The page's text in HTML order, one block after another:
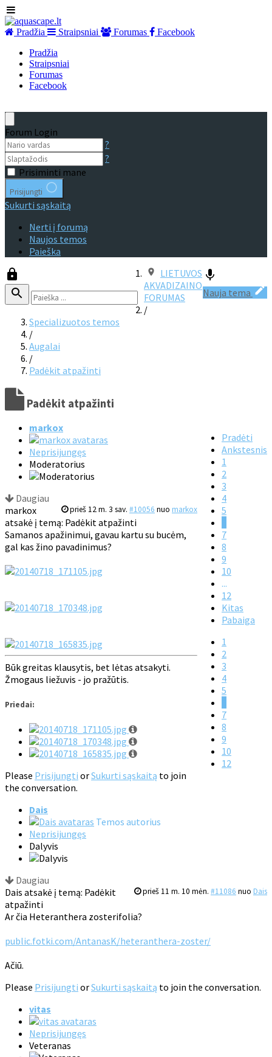
Pradžia Straipsniai Forumas
Facebook
Pradžia
Straipsniai
Forumas
Facebook
Forum Login
?
?
Prisiminti mane
Prisijungti
Sukurti sąskaitą
Nerti į forumą
Naujos temos
Paieška
Nauja tema
LIETUVOS
AKVADIZAINO
FORUMAS
/
Specializuotos temos
/
Augalai
/
Padėkit atpažinti
Padėkit atpažinti
Pradėti
Ankstesnis
1
2
3
4
5
7
8
9
10
...
12
Kitas
Pabaiga
1
2
3
4
5
7
8
9
10
12
markox
Neprisijungęs
Moderatorius
Daugiau
prieš 12 m. 3 sav. #10056 nuo markox
markox
atsakė į temą: Padėkit atpažinti
Samanos apažinimui, gavau kartu su bucėm,
gal kas žino pavadinimus?
Būk greitas klausytis, bet lėtas atsakyti.
Žmogaus liežuvis - jo pražūtis.
Priedai:
Please Prisijungti orSukurti sąskaitą to join
the conversation.
Dais
Temos autorius
Neprisijungęs
Dalyvis
Daugiau
prieš 11 m. 10 mėn. #11086 nuo Dais
Dais atsakė į temą: Padėkit
atpažinti
Ar čia Heteranthera zosterifolia?
public.fotki.com/AntanasK/heteranthera-zoster/
Ačiū.
Please Prisijungti orSukurti sąskaitą to join the conversation.
vitas
Neprisijungęs
Veteranas